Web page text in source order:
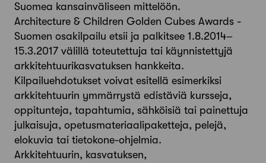
Suomea kansainväliseen mittelöön.
Architecture & Children Golden Cubes Awards -
Suomen osakilpailu etsii ja palkitsee 1.8.2014–
15.3.2017 välillä toteutettuja tai käynnistettyjä
arkkitehtuurikasvatuksen hankkeita.
Kilpailuehdotukset voivat esitellä esimerkiksi
arkkitehtuurin ymmärrystä edistäviä kursseja,
oppitunteja, tapahtumia, sähköisiä tai painettuja
julkaisuja, opetusmateriaalipaketteja, pelejä,
elokuvia tai tietokone-ohjelmia.
Arkkitehtuurin, kasvatuksen,